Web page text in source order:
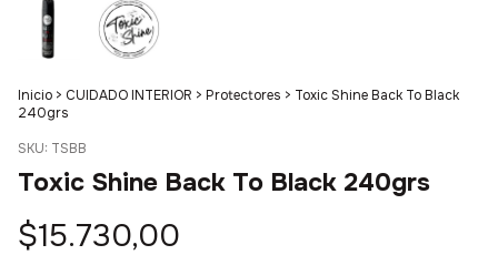
Inicio > CUIDADO INTERIOR > Protectores > Toxic Shine Back To Black
240grs
SKU: TSBB
Toxic Shine Back To Black 240grs
$15.730,00